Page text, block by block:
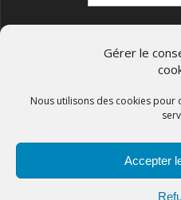
Gérer le
Nous utilisons des cookies
Accepter
Mentions
Politique de
Politique de